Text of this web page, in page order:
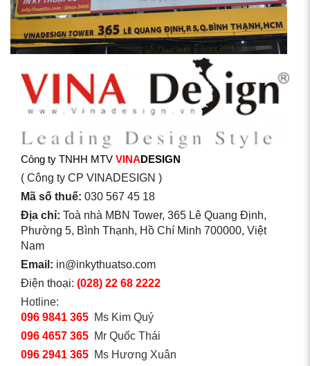
Công ty TNHH MTV VINADESIGN
( Công ty CP VINADESIGN )
Mã số thuế: 030 567 45 18
Địa chỉ: Toà nhà MBN Tower, 365 Lê Quang Định,
Phường 5, Bình Thạnh, Hồ Chí Minh 700000, Việt
Nam
Email: in@inkythuatso.com
Điện thoại: (028) 22 68 2222
Hotline:
096 9841 365 Ms Kim Quý
096 4657 365 Mr Quốc Thái
096 2941 365 Ms Hương Xuân